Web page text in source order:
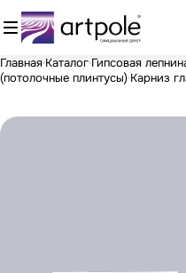
Главная Каталог Гипсовая
(потолочные плинтусы) Карниз